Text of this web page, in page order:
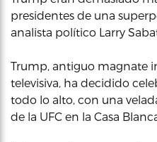
presidentes de una
analista político Larry
Trump, antiguo magnate
televisiva, ha decidido
todo lo alto, con una
de la UFC en la Casa